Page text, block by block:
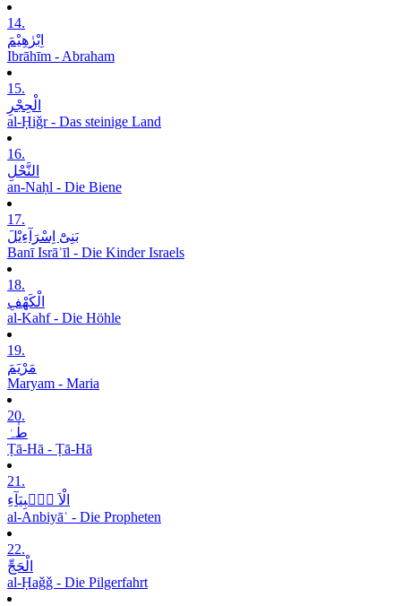
14.
اِبْرٰھِیْمَ
Ibrāhīm - Abraham
15.
الْحِجْرِ
al-Ḥiǧr - Das steinige Land
16.
النَّحْلِ
an-Naḥl - Die Biene
17.
بَنِیْٓ اِسْرَآءِیْلَ
Banī Isrāʾīl - Die Kinder Israels
18.
الْکَھْفِ
al-Kahf - Die Höhle
19.
مَرْیَمَ
Maryam - Maria
20.
طٰہٰ
Ṭā-Hā - Ṭā-Hā
21.
الْاَ نۡۢبِیَآءِ
al-Anbiyāʾ - Die Propheten
22.
الْحَجِّ
al-Ḥaǧǧ - Die Pilgerfahrt